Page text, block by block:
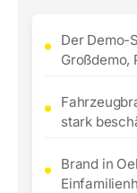
Der Demo-
Großdemo,
stark
Brand in